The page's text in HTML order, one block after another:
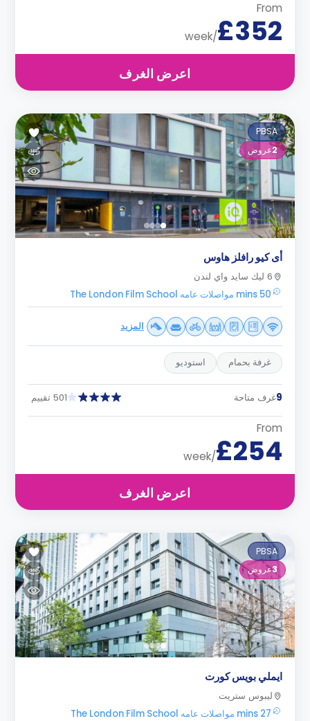
From
£352
/week
اعرض الغرف
PBSA
2عروض
أى كيو رافلز هاوس
6 ليك سايد واي لندن
50 mins مواصلات عامه The London Film School
المزيد
غرفة بحمام استوديو
9غرف متاحة 501 تقييم
From
£254
/week
اعرض الغرف
PBSA
3عروض
ايملي بويس كورت
ليبوس ستريت
27 mins مواصلات عامه The London Film School